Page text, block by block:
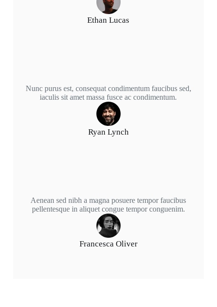
Ethan Lucas
Nunc purus est, consequat condimentum faucibus sed,
iaculis sit amet massa fusce ac condimentum.
Ryan Lynch
Aenean sed nibh a magna posuere tempor faucibus
pellentesque in aliquet congue tempor conguenim.
Francesca Oliver